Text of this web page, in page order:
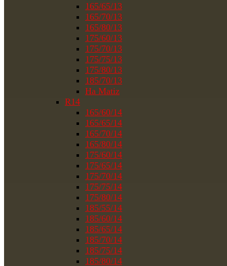
165/65/13
165/70/13
165/80/13
175/60/13
175/70/13
175/75/13
175/80/13
185/70/13
На Matiz
R14
165/60/14
165/65/14
165/70/14
165/80/14
175/60/14
175/65/14
175/70/14
175/75/14
175/80/14
185/55/14
185/60/14
185/65/14
185/70/14
185/75/14
185/80/14